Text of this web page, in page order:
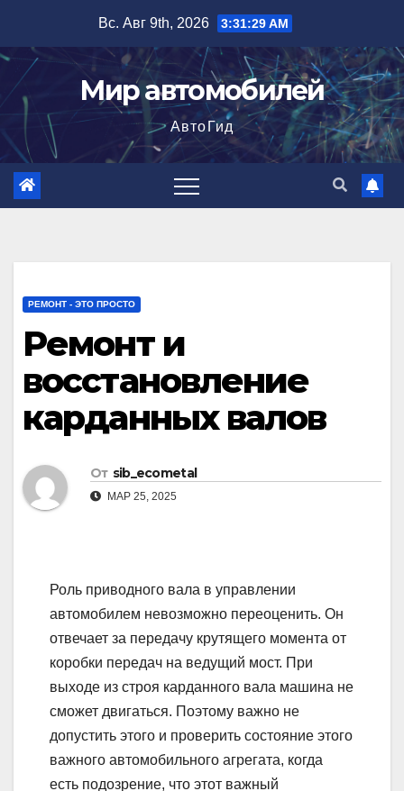
содержимому
Вс. Авг 9th, 2026 3:31:30 AM
Мир автомобилей
АвтоГид
РЕМОНТ - ЭТО ПРОСТО
Ремонт и
восстановление
карданных валов
От sib_ecometal
МАР 25, 2025
Роль приводного вала в управлении
автомобилем невозможно переоценить. Он
отвечает за передачу крутящего момента от
коробки передач на ведущий мост. При
выходе из строя карданного вала машина не
сможет двигаться. Поэтому важно не
допустить этого и проверить состояние этого
важного автомобильного агрегата, когда
есть подозрение, что этот важный